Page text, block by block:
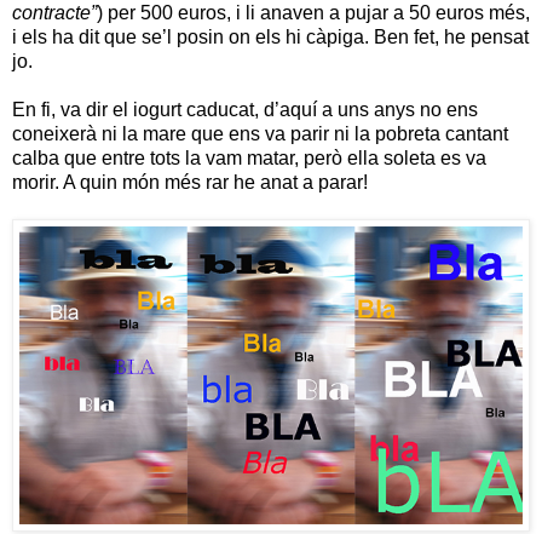
contracte”) per 500 euros, i li anaven a pujar a 50 euros més,
i els ha dit que se’l posin on els hi càpiga. Ben fet, he pensat
jo.
En fi, va dir el iogurt caducat, d’aquí a uns anys no ens
coneixerà ni la mare que ens va parir ni la pobreta cantant
calba que entre tots la vam matar, però ella soleta es va
morir. A quin món més rar he anat a parar!